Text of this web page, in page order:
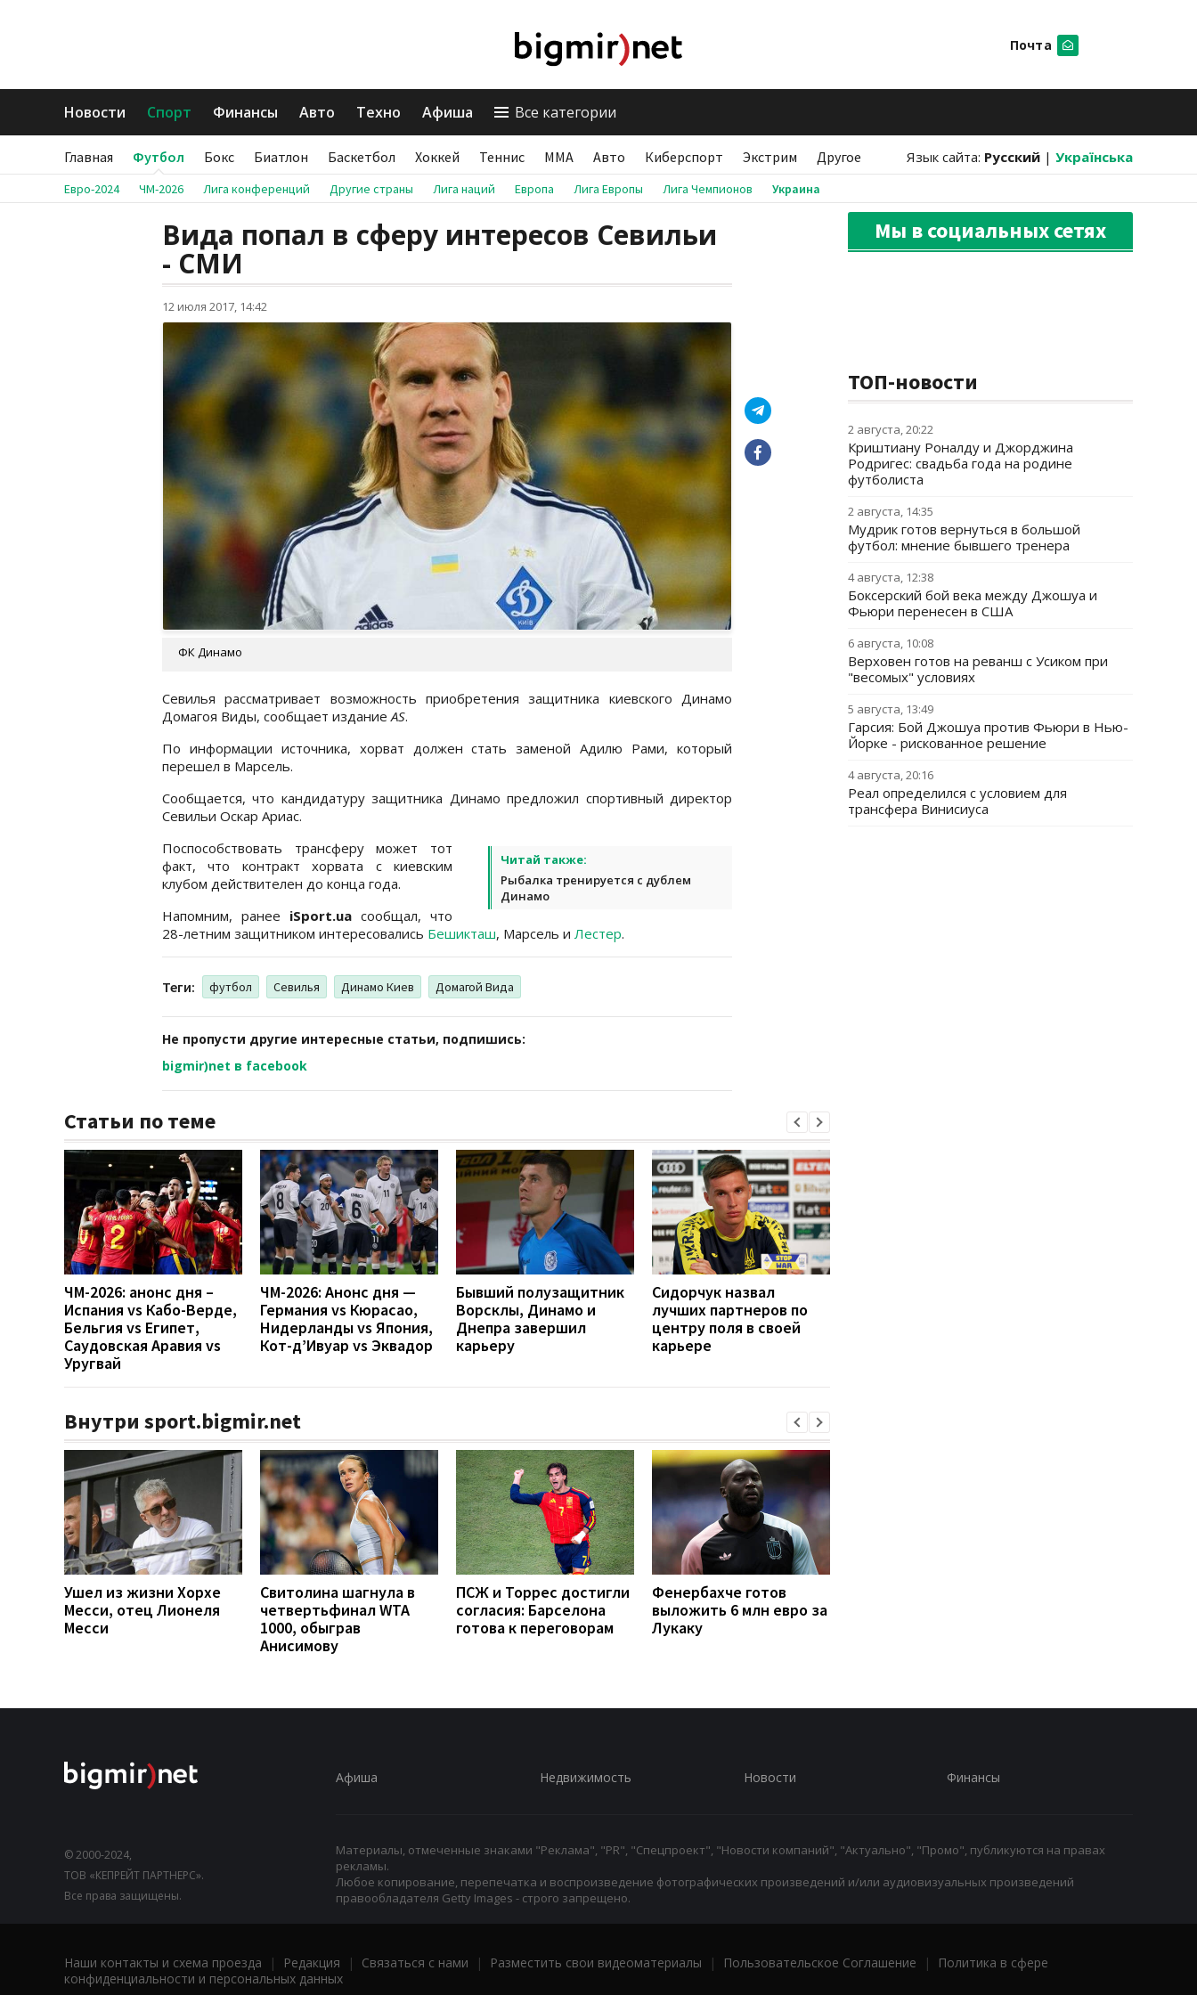
Почта
Новости Спорт Финансы Авто Техно Афиша Все категории
Главная Футбол Бокс Биатлон Баскетбол Хоккей Теннис ММА Авто Киберспорт Экстрим Другое Язык сайта: Русский | Українська
Евро-2024 ЧМ-2026 Лига конференций Другие страны Лига наций Европа Лига Европы Лига Чемпионов Украина
Вида попал в сферу интересов Севильи
- СМИ
12 июля 2017, 14:42
ФК Динамо
Севилья рассматривает возможность приобретения защитника киевского Динамо
Домагоя Виды, сообщает издание AS.
По информации источника, хорват должен стать заменой Адилю Рами, который
перешел в Марсель.
Сообщается, что кандидатуру защитника Динамо предложил спортивный директор
Севильи Оскар Ариас.
Читай также:
Рыбалка тренируется с дублем
Динамо
Поспособствовать трансферу может тот
факт, что контракт хорвата с киевским
клубом действителен до конца года.
Напомним, ранее iSport.ua сообщал, что
28-летним защитником интересовались Бешикташ, Марсель и Лестер.
Теги: футбол Севилья Динамо Киев Домагой Вида
Не пропусти другие интересные статьи, подпишись:
bigmir)net в facebook
Статьи по теме
ЧМ-2026: анонс дня –
Испания vs Кабо-Верде,
Бельгия vs Египет,
Саудовская Аравия vs
Уругвай
ЧМ-2026: Анонс дня —
Германия vs Кюрасао,
Нидерланды vs Япония,
Кот-д’Ивуар vs Эквадор
Бывший полузащитник
Ворсклы, Динамо и
Днепра завершил
карьеру
Cидорчук назвал
лучших партнеров по
центру поля в своей
карьере
Внутри sport.bigmir.net
Ушел из жизни Хорхе
Месси, отец Лионеля
Месси
Свитолина шагнула в
четвертьфинал WTA
1000, обыграв
Анисимову
ПСЖ и Торрес достигли
согласия: Барселона
готова к переговорам
Фенербахче готов
выложить 6 млн евро за
Лукаку
Мы в социальных сетях
ТОП-новости
2 августа, 20:22
Криштиану Роналду и Джорджина
Родригес: свадьба года на родине
футболиста
2 августа, 14:35
Мудрик готов вернуться в большой
футбол: мнение бывшего тренера
4 августа, 12:38
Боксерский бой века между Джошуа и
Фьюри перенесен в США
6 августа, 10:08
Верховен готов на реванш с Усиком при
"весомых" условиях
5 августа, 13:49
Гарсия: Бой Джошуа против Фьюри в Нью-
Йорке - рискованное решение
4 августа, 20:16
Реал определился с условием для
трансфера Винисиуса
© 2000-2024,
ТОВ «КЕПРЕЙТ ПАРТНЕРС».
Все права защищены.
Афиша Недвижимость Новости Финансы
Материалы, отмеченные знаками "Реклама", "PR", "Спецпроект", "Новости компаний", "Актуально", "Промо", публикуются на правах
рекламы.
Любое копирование, перепечатка и воспроизведение фотографических произведений и/или аудиовизуальных произведений
правообладателя Getty Images - строго запрещено.
Наши контакты и схема проезда | Редакция | Связаться с нами | Разместить свои видеоматериалы | Пользовательское Соглашение |
Политика в сфере
конфиденциальности и персональных данных